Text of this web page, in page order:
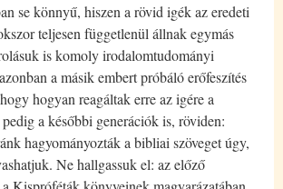
se könnyű, hiszen a rövid igék az eredeti
teljesen függetlenül állnak egymás
is komoly irodalomtudományi
a másik embert próbáló erőfeszítés
hogyan reagáltak erre az igére a
a későbbi generációk is, röviden:
hagyományozták a bibliai szöveget úgy,
Ne hallgassuk el: az előző